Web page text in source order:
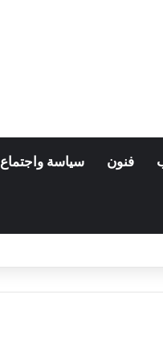
فنون سياسة واجتماع